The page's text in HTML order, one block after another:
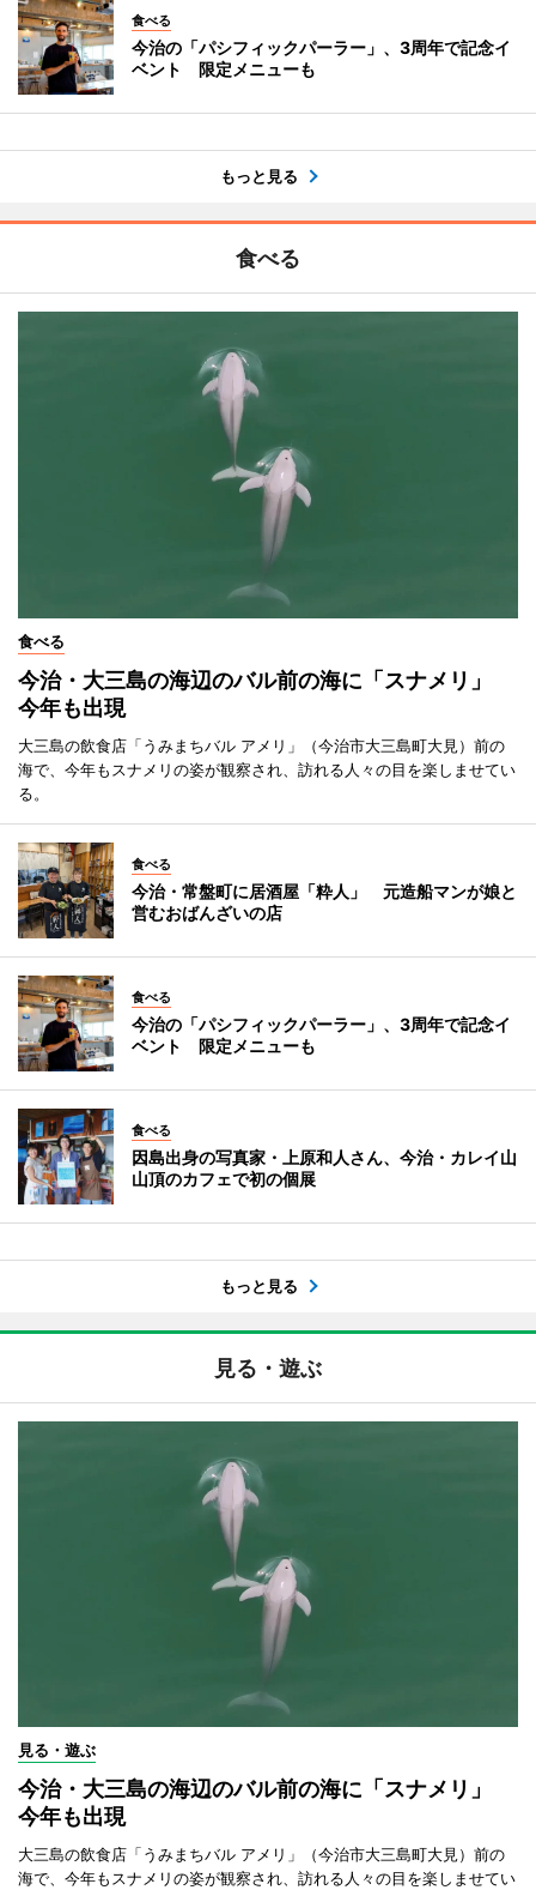
食べる
今治の「パシフィックパーラー」、3周年で記念イ
ベント 限定メニューも
もっと見る
食べる
食べる
今治・大三島の海辺のバル前の海に「スナメリ」
今年も出現
大三島の飲食店「うみまちバル アメリ」（今治市大三島町大見）前の
海で、今年もスナメリの姿が観察され、訪れる人々の目を楽しませてい
る。
食べる
今治・常盤町に居酒屋「粋人」 元造船マンが娘と
営むおばんざいの店
食べる
今治の「パシフィックパーラー」、3周年で記念イ
ベント 限定メニューも
食べる
因島出身の写真家・上原和人さん、今治・カレイ山
山頂のカフェで初の個展
もっと見る
見る・遊ぶ
見る・遊ぶ
今治・大三島の海辺のバル前の海に「スナメリ」
今年も出現
大三島の飲食店「うみまちバル アメリ」（今治市大三島町大見）前の
海で、今年もスナメリの姿が観察され、訪れる人々の目を楽しませてい